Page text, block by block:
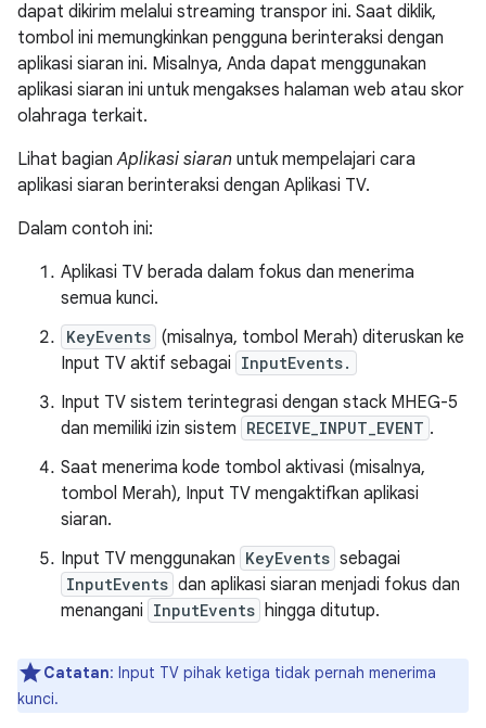
dapat dikirim melalui streaming transpor ini. Saat diklik,
tombol ini memungkinkan pengguna berinteraksi dengan
aplikasi siaran ini. Misalnya, Anda dapat menggunakan
aplikasi siaran ini untuk mengakses halaman web atau skor
olahraga terkait.
Lihat bagianAplikasi siaran untuk mempelajari cara
aplikasi siaran berinteraksi dengan Aplikasi TV.
Dalam contoh ini:
Aplikasi TV berada dalam fokus dan menerima
semua kunci.
KeyEvents (misalnya, tombol Merah) diteruskan ke
Input TV aktif sebagai InputEvents.
Input TV sistem terintegrasi dengan stack MHEG-5
dan memiliki izin sistem RECEIVE_INPUT_EVENT .
Saat menerima kode tombol aktivasi (misalnya,
tombol Merah), Input TV mengaktifkan aplikasi
siaran.
Input TV menggunakan KeyEvents sebagai
InputEvents dan aplikasi siaran menjadi fokus dan
menangani InputEvents hingga ditutup.
Catatan: Input TV pihak ketiga tidak pernah menerima
kunci.